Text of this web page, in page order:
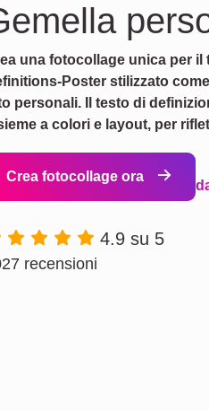
una fotocollage unica per
Poster stilizzato
personali. Il testo di
a colori e layout, per
Crea fotocollage ora
4.9 su 5
recensioni